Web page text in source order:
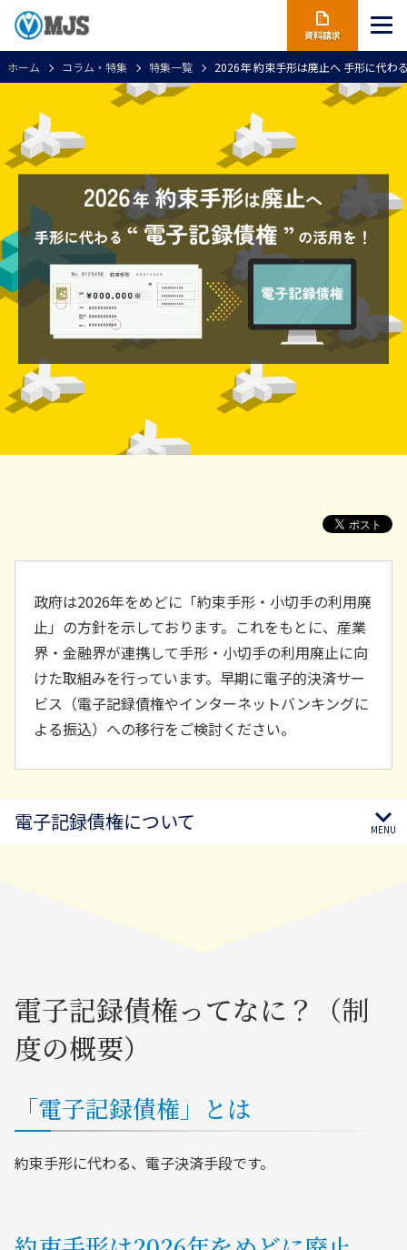
資料請求
ホーム コラム・特集 特集一覧 2026年 約束手形は廃止へ 手形に代わ
政府は2026年をめどに「約束手形・小切手の利用廃
止」の方針を示しております。これをもとに、産業
界・金融界が連携して手形・小切手の利用廃止に向
けた取組みを行っています。早期に電子的決済サー
ビス（電子記録債権やインターネットバンキングに
よる振込）への移行をご検討ください。
電子記録債権について
電子記録債権ってなに？（制
度の概要）
「電子記録債権」とは
約束手形に代わる、電子決済手段です。